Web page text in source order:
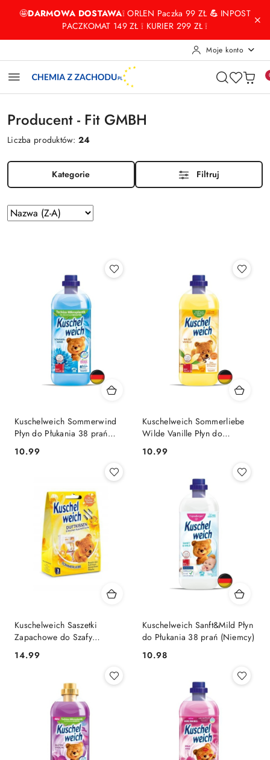
Przejdź do treści głównej
Przejdź do wyszukiwarki
Przejdź do moje konto
Przejdź do menu głównego
Przejdź do stopki
🤩DARMOWA DOSTAWA❕ ORLEN Paczka 99 ZŁ💪 INPOST
PACZKOMAT 149 ZŁ ❕ KURIER 299 ZŁ ❕
Moje konto
Producent - Fit GMBH
Liczba produktów:24
Kategorie Filtruj
Zastosowano
sortowanie:
Sortuj
według
Kuschelweich Sommerwind
Płyn do Płukania 38 prań
(Niemcy)
Cena:
10.99
Kuschelweich Sommerliebe
Wilde Vanille Płyn do
Płukania 38 prań (Niemcy)
Cena:
10.99
Kuschelweich Saszetki
Zapachowe do Szafy
szt. (Niemcy)
Cena:
14.99
Kuschelweich Sanft&Mild Płyn
do Płukania 38 prań (Niemcy)
Cena:
10.98